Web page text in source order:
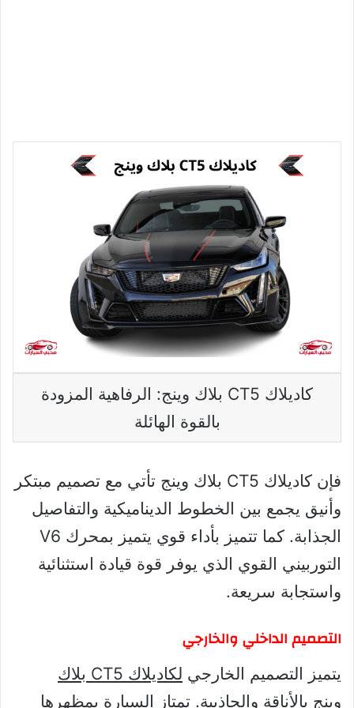
كاديلاك CT5 بلاك وينج: الرفاهية المزودة
بالقوة الهائلة
فإن كاديلاك CT5 بلاك وينج تأتي مع تصميم مبتكر
وأنيق يجمع بين الخطوط الديناميكية والتفاصيل
الجذابة. كما تتميز بأداء قوي يتميز بمحرك V6
التوربيني القوي الذي يوفر قوة قيادة استثنائية
واستجابة سريعة.
التصميم الداخلي والخارجي
يتميز التصميم الخارجي
لكاديلاك CT5 بلاك
وينج بالأناقة والجاذبية. تمتاز السيارة بمظهرها